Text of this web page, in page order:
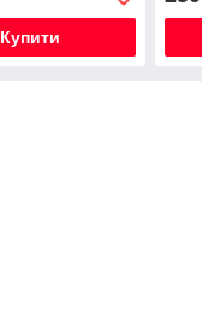
Купити